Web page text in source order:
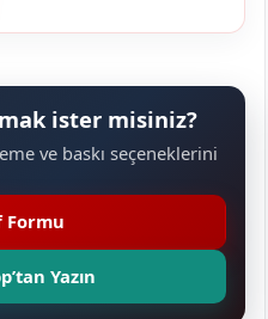
ister misiniz?
ve baskı seçeneklerini
Formu
Yazın